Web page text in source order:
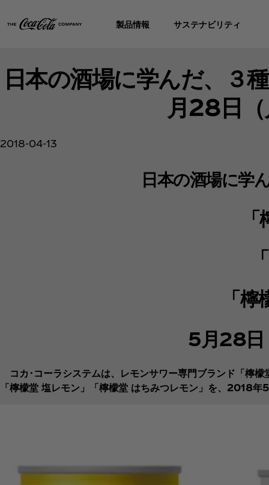
製品情報 サステナビリティ
日本の酒場に学んだ、３
月28日
2018-04-13
日本の酒場に学
「
5月28日
コカ･コーラシステムは、レモンサワー専門ブランド「檸
「檸檬堂 塩レモン」「檸檬堂 はちみつレモン」を、2018